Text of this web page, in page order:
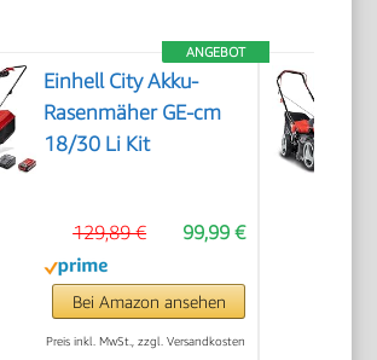
ANGEBOT
Einhell City Akku-
Rasenmäher GE-cm
18/30 Li Kit
99,99 €
129,89 €
Bei Amazon ansehen
Preis inkl. MwSt., zzgl. Versandkosten